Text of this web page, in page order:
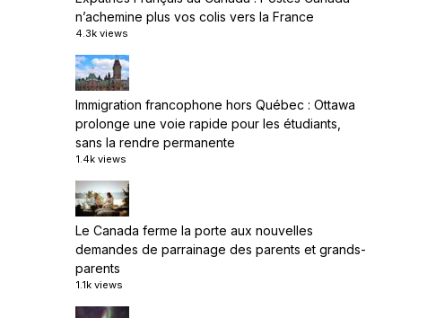
n’achemine plus vos colis vers la France
4.3k views
Immigration francophone hors Québec : Ottawa
prolonge une voie rapide pour les étudiants,
sans la rendre permanente
1.4k views
Le Canada ferme la porte aux nouvelles
demandes de parrainage des parents et grands-
parents
1.1k views